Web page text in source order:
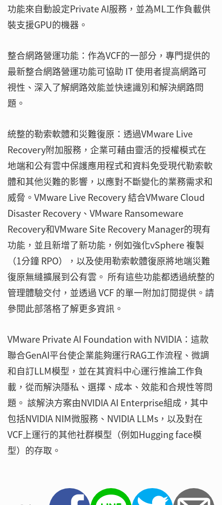
功能來自動設定Private AI服務，並為ML工作負載供
裝支援GPU的機器。
整合網路營運功能：作為VCF的一部分，專門提供的
最新整合網路營運功能可協助 IT 使用者提高網路可
視性、深入了解網路效能並快速識別和解決網路問
題。
統整的勒索軟體和災難復原：透過VMware Live
Recovery附加服務，企業可藉由靈活的授權模式在
地端和公有雲中保護應用程式和資料免受現代勒索軟
體和其他災難的影響，以應對不斷變化的業務需求和
威脅。VMware Live Recovery 結合VMware Cloud
Disaster Recovery、VMware Ransomeware
Recovery和VMware Site Recovery Manager的現有
功能，並且新增了新功能，例如強化vSphere 複製
（1分鐘 RPO），以及使用勒索軟體復原將地端災難
復原無縫擴展到公有雲。 所有這些功能都透過統整的
管理體驗交付，並透過 VCF 的單一附加訂閱提供。請
參閱此部落格了解更多資訊。
VMware Private AI Foundation with NVIDIA：這款
聯合GenAI平台使企業能夠運行RAG工作流程、微調
和自訂LLM模型，並在其資料中心運行推論工作負
載，從而解決隱私、選擇、成本、效能和合規性等問
題。 該解決方案由NVIDIA AI Enterprise組成，其中
包括NVIDIA NIM微服務、NVIDIA LLMs，以及對在
VCF上運行的其他社群模型（例如Hugging face模
型）的存取。